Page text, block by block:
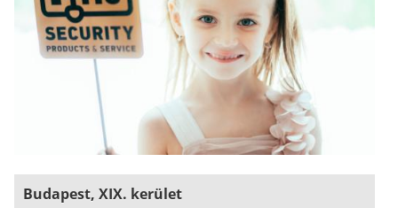
Budapest, XIX. kerület